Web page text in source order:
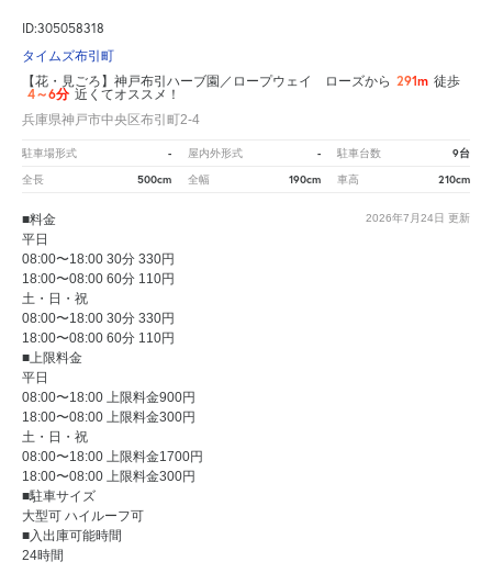
ID:305058318
タイムズ布引町
【花・見ごろ】神戸布引ハーブ園／ロープウェイ ローズから 291m 徒歩
4～6分 近くてオススメ！
兵庫県神戸市中央区布引町2-4
駐車場形式 - 屋内外形式 - 駐車台数 9台
全長 500cm 全幅 190cm 車高 210cm
2026年7月24日 更新
■料金
平日
08:00〜18:00 30分 330円
18:00〜08:00 60分 110円
土・日・祝
08:00〜18:00 30分 330円
18:00〜08:00 60分 110円
■上限料金
平日
08:00〜18:00 上限料金900円
18:00〜08:00 上限料金300円
土・日・祝
08:00〜18:00 上限料金1700円
18:00〜08:00 上限料金300円
■駐車サイズ
大型可 ハイルーフ可
■入出庫可能時間
24時間